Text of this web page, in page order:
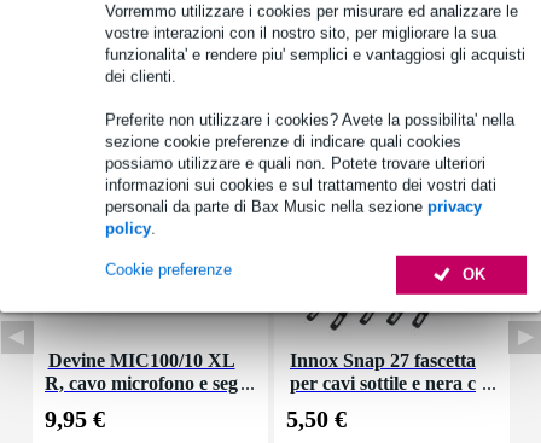
Vorremmo utilizzare i cookies per misurare ed analizzare le
vostre interazioni con il nostro sito, per migliorare la sua
funzionalita' e rendere piu' semplici e vantaggiosi gli acquisti
dei clienti.
Preferite non utilizzare i cookies? Avete la possibilita' nella
sezione cookie preferenze di indicare quali cookies
possiamo utilizzare e quali non. Potete trovare ulteriori
informazioni sui cookies e sul trattamento dei vostri dati
personali da parte di Bax Music nella sezione privacy
policy.
OK
Cookie preferenze
Specifiche complete
Devine MIC100/10 XL
R, cavo microfono e seg
9,95 €
Innox Snap 27 fascetta
per cavi sottile e nera c
(10 pezzi)
5,50 €